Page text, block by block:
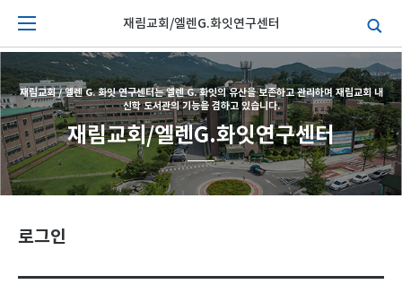
재림교회/엘렌G.화잇연구센터
재림교회 / 엘렌 G. 화잇 연구센터는 엘렌 G. 화잇의 유산을 보존하고 관리하며 재림교회 내
신학 도서관의 기능을 겸하고 있습니다.
재림교회/엘렌G.화잇연구센터
로그인